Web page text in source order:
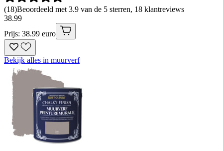
(18)Beoordeeld met 3.9 van de 5 sterren, 18 klantreviews
38.99
Prijs: 38.99 euro
Bekijk alles in muurverf